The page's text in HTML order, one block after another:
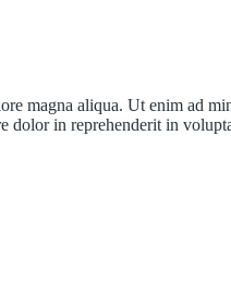
magna aliqua. Ut enim ad
dolor in reprehenderit in